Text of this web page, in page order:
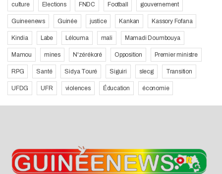
culture Elections FNDC Football gouvernement
Guineenews Guinée justice Kankan Kassory Fofana
Kindia Labe Lélouma mali Mamadi Doumbouya
Mamou mines N'zérékoré Opposition Premier ministre
RPG Santé Sidya Touré Siguiri slecg Transition
UFDG UFR violences Éducation économie